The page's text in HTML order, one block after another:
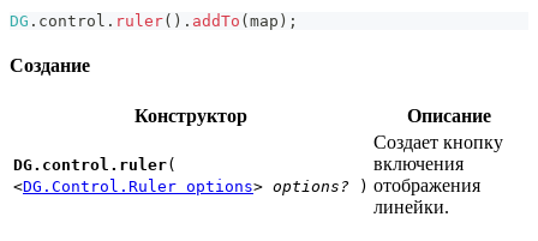
DG . control . ruler( ) . addTo ( map ) ;
Создание
Конструктор Описание
DG.control.ruler(
<DG.Control.Ruler options> options? )
Создает кнопку
включения
отображения
линейки.